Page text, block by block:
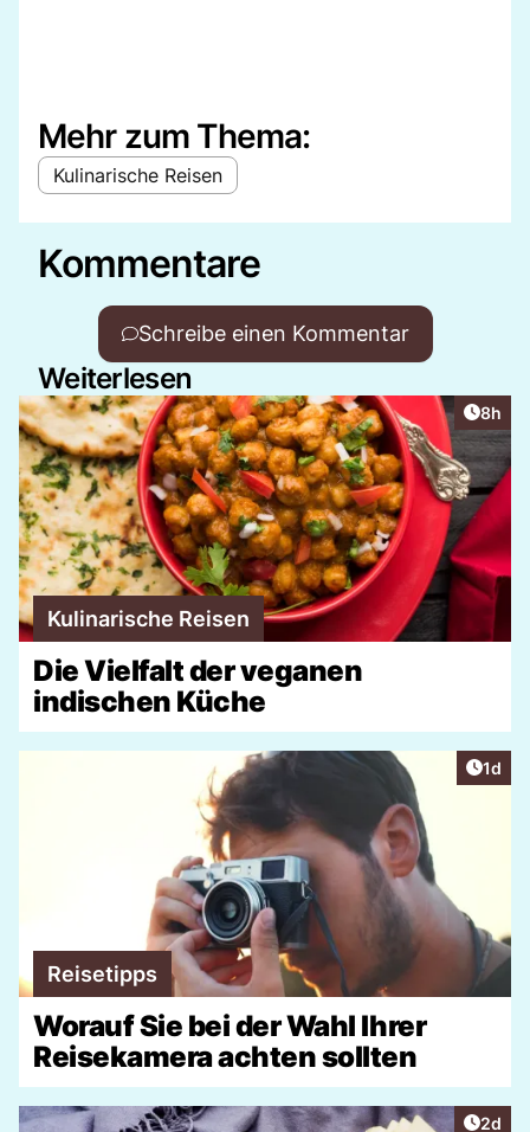
Mehr zum Thema:
Kulinarische Reisen
Kommentare
Schreibe einen Kommentar
Weiterlesen
8h
Kulinarische Reisen
Die Vielfalt der veganen
indischen Küche
1d
Reisetipps
Worauf Sie bei der Wahl Ihrer
Reisekamera achten sollten
2d